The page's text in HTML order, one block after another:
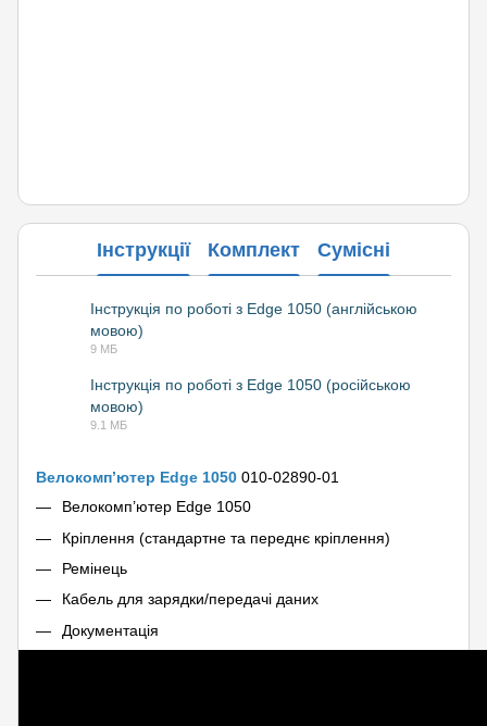
Інструкції Комплект Сумісні
Інструкція по роботі з Edge 1050 (англійською
мовою)
9 МБ
Інструкція по роботі з Edge 1050 (російською
мовою)
9.1 МБ
Велокомп’ютер Edge 1050 010-02890-01
Велокомп’ютер Edge 1050
Кріплення (стандартне та переднє кріплення)
Ремінець
Кабель для зарядки/передачі даних
Документація